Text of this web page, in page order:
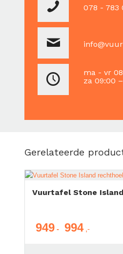
078 - 783
ma - vr
za 09:00
Gerelateerde
Vuurtafel Stone
949 - 994Prijsklasse: